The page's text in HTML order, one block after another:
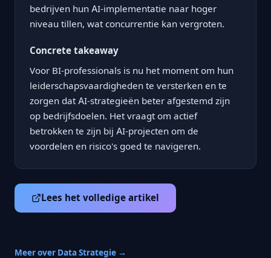
bedrijven hun AI-implementatie naar hoger
niveau tillen, wat concurrentie kan vergroten.
Concrete takeaway
Voor BI-professionals is nu het moment om hun
leiderschapsvaardigheden te versterken en te
zorgen dat AI-strategieën beter afgestemd zijn
op bedrijfsdoelen. Het vraagt om actief
betrokken te zijn bij AI-projecten om de
voordelen en risico's goed te navigeren.
Lees het volledige artikel
Meer over Data Strategie →